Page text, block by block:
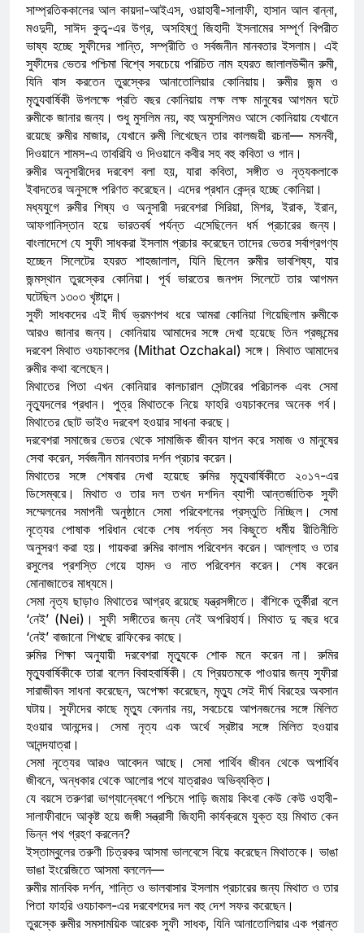
সাম্প্রতিককালের আল কায়দা-আইএস, ওয়াহাবী-সালাফী, হাসান আল বান্না,
মওদুদী, সাঈদ কুত্ব্-এর উগ্র, অসহিষ্ণু জিহাদী ইসলামের সম্পূর্ণ বিপরীত
ভাষ্য হচ্ছে সুফীদের শান্তি, সম্প্রীতি ও সর্বজনীন মানবতার ইসলাম। এই
সুফীদের ভেতর পশ্চিমা বিশ্বে সবচেয়ে পরিচিত নাম হযরত জালালউদ্দীন রুমী,
যিনি বাস করতেন তুরস্কের আনাতোলিয়ার কোনিয়ায়। রুমীর জন্ম ও
মৃত্যুবার্ষিকী উপলক্ষে প্রতি বছর কোনিয়ায় লক্ষ লক্ষ মানুষের আগমন ঘটে
রুমীকে জানার জন্য। শুধু মুসলিম নয়, বহু অমুসলিমও আসে কোনিয়ায় যেখানে
রয়েছে রুমীর মাজার, যেখানে রুমী লিখেছেন তার কালজয়ী রচনা— মসনবী,
দিওয়ানে শামস-এ তাবরিযি ও দিওয়ানে কবীর সহ বহু কবিতা ও গান।
রুমীর অনুসারীদের দরবেশ বলা হয়, যারা কবিতা, সঙ্গীত ও নৃত্যকলাকে
ইবাদতের অনুসঙ্গে পরিণত করেছেন। এদের প্রধান কেন্দ্র হচ্ছে কোনিয়া।
মধ্যযুগে রুমীর শিষ্য ও অনুসারী দরবেশরা সিরিয়া, মিশর, ইরাক, ইরান,
আফগানিস্তান হয়ে ভারতবর্ষ পর্যন্ত এসেছিলেন ধর্ম প্রচারের জন্য।
বাংলাদেশে যে সুফী সাধকরা ইসলাম প্রচার করেছেন তাদের ভেতর সর্বাগ্রগণ্য
হচ্ছেন সিলেটের হযরত শাহজালাল, যিনি ছিলেন রুমীর ভাবশিষ্য, যার
জন্মস্থান তুরস্কের কোনিয়া। পূর্ব ভারতের জনপদ সিলেটে তার আগমন
ঘটেছিল ১৩০৩ খৃষ্টাব্দে।
সুফী সাধকদের এই দীর্ঘ ভ্রমণপথ ধরে আমরা কোনিয়া গিয়েছিলাম রুমীকে
আরও জানার জন্য। কোনিয়ায় আমাদের সঙ্গে দেখা হয়েছে তিন প্রজন্মের
দরবেশ মিথাত ওযচাকলের (Mithat Ozchakal) সঙ্গে। মিথাত আমাদের
রুমীর কথা বলেছেন।
মিথাতের পিতা এখন কোনিয়ার কালচারাল সেন্টারের পরিচালক এবং সেমা
নৃত্যুদলের প্রধান। পুত্র মিথাতকে নিয়ে ফাহরি ওযচাকলের অনেক গর্ব।
মিথাতের ছোট ভাইও দরবেশ হওয়ার সাধনা করছে।
দরবেশরা সমাজের ভেতর থেকে সামাজিক জীবন যাপন করে সমাজ ও মানুষের
সেবা করেন, সর্বজনীন মানবতার দর্শন প্রচার করেন।
মিথাতের সঙ্গে শেষবার দেখা হয়েছে রুমির মৃত্যুবার্ষিকীতে ২০১৭-এর
ডিসেম্বরে। মিথাত ও তার দল তখন দশদিন ব্যাপী আন্তর্জাতিক সুফী
সম্মেলনের সমাপনী অনুষ্ঠানে সেমা পরিবেশনের প্রস্তুতি নিচ্ছিল। সেমা
নৃত্যের পোষাক পরিধান থেকে শেষ পর্যন্ত সব কিছুতে ধর্মীয় রীতিনীতি
অনুসরণ করা হয়। গায়করা রুমির কালাম পরিবেশন করেন। আল্লাহ ও তার
রসুলের প্রশস্তি গেয়ে হামদ ও নাত পরিবেশন করেন। শেষ করেন
মোনাজাতের মাধ্যমে।
সেমা নৃত্য ছাড়াও মিথাতের আগ্রহ রয়েছে যন্ত্রসঙ্গীতে। বাঁশিকে তুর্কীরা বলে
‘নেই’ (Nei)। সুফী সঙ্গীতের জন্য নেই অপরিহার্য। মিথাত দু বছর ধরে
‘নেই’ বাজানো শিখছে রাফিকের কাছে।
রুমির শিক্ষা অনুযায়ী দরবেশরা মৃত্যুকে শোক মনে করেন না। রুমির
মৃত্যুবার্ষিকীকে তারা বলেন বিবাহবার্ষিকী। যে প্রিয়তমকে পাওয়ার জন্য সুফীরা
সারাজীবন সাধনা করেছেন, অপেক্ষা করেছেন, মৃত্যু সেই দীর্ঘ বিরহের অবসান
ঘটায়। সুফীদের কাছে মৃত্যু বেদনার নয়, সবচেয়ে আপনজনের সঙ্গে মিলিত
হওয়ার আনন্দের। সেমা নৃত্য এক অর্থে স্রষ্টার সঙ্গে মিলিত হওয়ার
আনন্দযাত্রা।
সেমা নৃত্যের আরও আবেদন আছে। সেমা পার্থিব জীবন থেকে অপার্থিব
জীবনে, অন্ধকার থেকে আলোর পথে যাত্রারও অভিব্যক্তি।
যে বয়সে তরুণরা ভাগ্যান্বেষণে পশ্চিমে পাড়ি জমায় কিংবা কেউ কেউ ওহাবী-
সালাফীবাদে আকৃষ্ট হয়ে জঙ্গী সন্ত্রাসী জিহাদী কার্যক্রমে যুক্ত হয় মিথাত কেন
ভিন্ন পথ গ্রহণ করলেন?
ইস্তাম্বুলের তরুণী চিত্রকর আসমা ভালবেসে বিয়ে করেছেন মিথাতকে। ভাঙা
ভাঙা ইংরেজিতে আসমা বললেন—
রুমীর মানবিক দর্শন, শান্তি ও ভালবাসার ইসলাম প্রচারের জন্য মিথাত ও তার
পিতা ফাহরি ওযচাকল-এর দরবেশদের দল বহু দেশ সফর করেছেন।
তুরস্কে রুমীর সমসাময়িক আরেক সুফী সাধক, যিনি আনাতোলিয়ার এক প্রান্ত